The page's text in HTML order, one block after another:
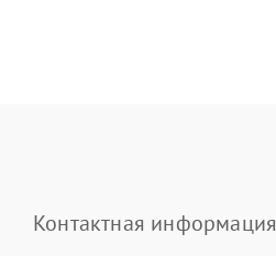
Контактная информация